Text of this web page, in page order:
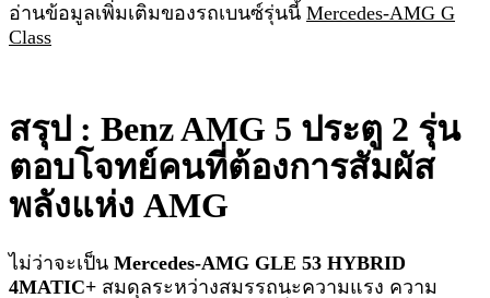
อ่านข้อมูลเพิ่มเติมของรถเบนซ์รุ่นนี้ Mercedes-AMG G
Class
สรุป : Benz AMG 5 ประตู 2 รุ่น
ตอบโจทย์คนที่ต้องการสัมผัส
พลังแห่ง AMG
ไม่ว่าจะเป็น Mercedes-AMG GLE 53 HYBRID
4MATIC+ สมดุลระหว่างสมรรถนะความแรง ความ